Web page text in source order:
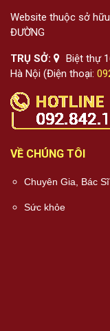
Website thuộc sở hữu
ĐƯỜNG
TRỤ SỞ:
Biệt thự
Hà Nội (Điện thoại:
VỀ CHÚNG TÔI
Chuyên Gia, Bác Sĩ
Sức khỏe